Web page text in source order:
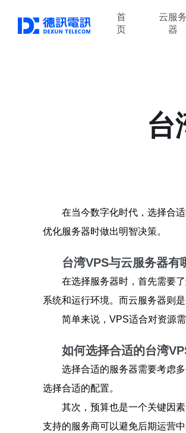
首
页
云服务
器
台
在当今数字化时代，选择合
优化服务器时做出明智决策。
台湾VPS与云服务器有
在选择服务器时，首先需要
系统和运行环境。而云服务器则
简单来说，VPS适合对资源
如何选择合适的台湾
选择合适的服务器需要考虑
选择合适的配置。
其次，预算也是一个关键因
支持的服务商可以避免后期运营中